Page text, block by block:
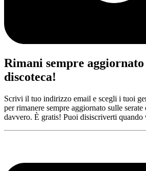
Rimani sempre
discoteca!
Scrivi il tuo indirizzo email e scegli i tuoi
per rimanere sempre aggiornato sulle
davvero. È gratis! Puoi disiscriverti quando